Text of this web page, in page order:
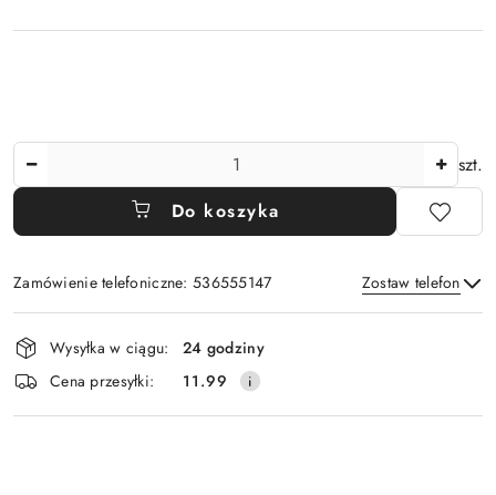
szt.
Do koszyka
Zamówienie telefoniczne: 536555147 Zostaw telefon
Wyślij
Dostępność
i
dostawa
Wysyłka w ciągu:
24 godziny
Cena przesyłki:
11.99